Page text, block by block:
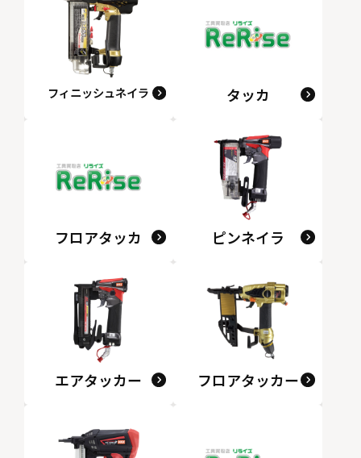
フィニッシュネイラ タッカ
フロアタッカ ピンネイラ
エアタッカー フロアタッカー